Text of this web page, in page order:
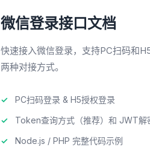
微信登录接口文档
快速接入微信登录，支持PC扫码和
两种对接方式。
PC扫码登录 & H5授权登录
Token查询方式（推荐）和 JWT解
Node.js / PHP 完整代码示例